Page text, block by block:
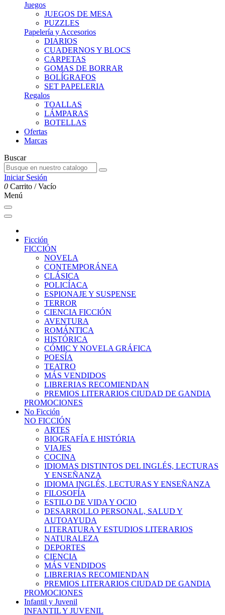
Juegos
JUEGOS DE MESA
PUZZLES
Papelería y Accesorios
DIARIOS
CUADERNOS Y BLOCS
CARPETAS
GOMAS DE BORRAR
BOLÍGRAFOS
SET PAPELERIA
Regalos
TOALLAS
LÁMPARAS
BOTELLAS
Ofertas
Marcas
Buscar
Iniciar Sesión
0 Carrito /Vacío
Menú
Ficción
FICCIÓN
NOVELA
CONTEMPORÁNEA
CLÁSICA
POLICÍACA
ESPIONAJE Y SUSPENSE
TERROR
CIENCIA FICCIÓN
AVENTURA
ROMÁNTICA
HISTÓRICA
CÓMIC Y NOVELA GRÁFICA
POESÍA
TEATRO
MÁS VENDIDOS
LIBRERIAS RECOMIENDAN
PREMIOS LITERARIOS CIUDAD DE GANDIA
PROMOCIONES
No Ficción
NO FICCIÓN
ARTES
BIOGRAFÍA E HISTÓRIA
VIAJES
COCINA
IDIOMAS DISTINTOS DEL INGLÉS, LECTURAS
Y ENSEÑANZA
IDIOMA INGLÉS, LECTURAS Y ENSEÑANZA
FILOSOFÍA
ESTILO DE VIDA Y OCIO
DESARROLLO PERSONAL, SALUD Y
AUTOAYUDA
LITERATURA Y ESTUDIOS LITERARIOS
NATURALEZA
DEPORTES
CIENCIA
MÁS VENDIDOS
LIBRERIAS RECOMIENDAN
PREMIOS LITERARIOS CIUDAD DE GANDIA
PROMOCIONES
Infantil y Juvenil
INFANTIL Y JUVENIL